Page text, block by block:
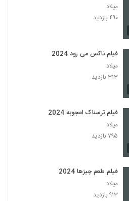
میلاد
۴۹۰ بازدید
فیلم ناکس می رود 2024
میلاد
۳۱۳ بازدید
فیلم ترسناک اعجوبه 2024
میلاد
۷۹۵ بازدید
فیلم طعم چیزها 2024
میلاد
۹۱۳ بازدید